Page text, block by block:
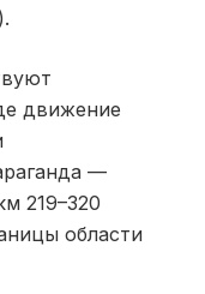
движение
—
219–320
области